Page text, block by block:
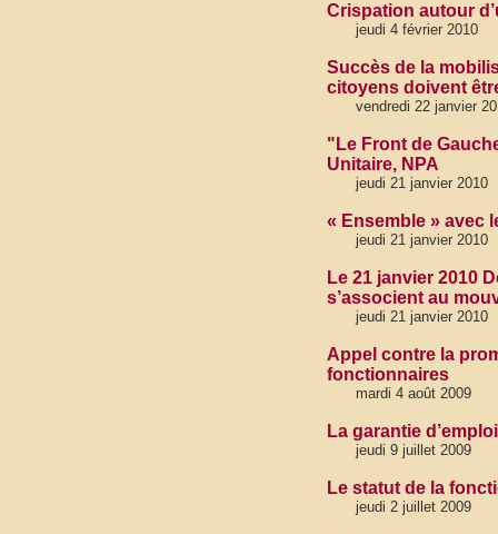
Crispation autour
jeudi 4 février 2010
Succès de la
citoyens doivent
vendredi 22 janvier
"Le Front de
Unitaire, NPA
jeudi 21 janvier 2010
« Ensemble » avec
jeudi 21 janvier 2010
Le 21 janvier 2010
s’associent au
jeudi 21 janvier 2010
Appel contre la
fonctionnaires
mardi 4 août 2009
La garantie
jeudi 9 juillet 2009
Le statut de la
jeudi 2 juillet 2009